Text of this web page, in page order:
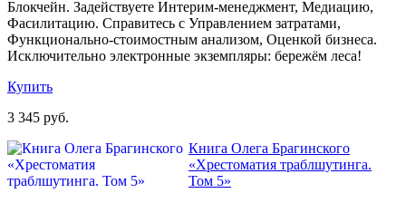
Блокчейн. Задействуете Интерим-менеджмент, Медиацию,
Фасилитацию. Справитесь с Управлением затратами,
Функционально-стоимостным анализом, Оценкой бизнеса.
Исключительно электронные экземпляры: бережём леса!
Купить
3 345 руб.
Книга Олега Брагинского
«Хрестоматия траблшутинга.
Том 5»